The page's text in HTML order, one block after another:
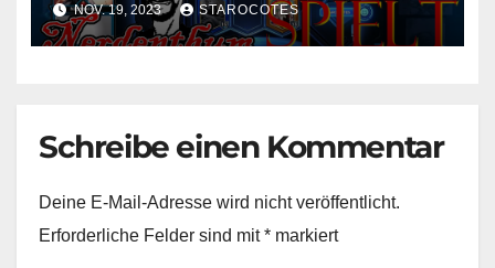
NOV. 19, 2023 STAROCOTES
Schreibe einen Kommentar
Deine E-Mail-Adresse wird nicht veröffentlicht.
Erforderliche Felder sind mit* markiert